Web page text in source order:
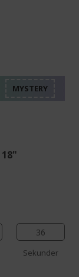
35
Sekunder